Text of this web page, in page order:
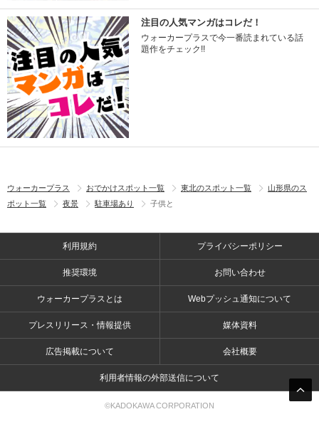
注目の人気マンガはコレだ！
ウォーカープラスで今一番読まれている話
題作をチェック!!
ウォーカープラス おでかけスポット一覧 東北のスポット一覧
山形県のス
ポット一覧
夜景 駐車場あり 子供と
利用規約 プライバシーポリシー
推奨環境 お問い合わせ
ウォーカープラスとは Webプッシュ通知について
プレスリリース・情報提供 媒体資料
広告掲載について 会社概要
利用者情報の外部送信について
©KADOKAWA CORPORATION